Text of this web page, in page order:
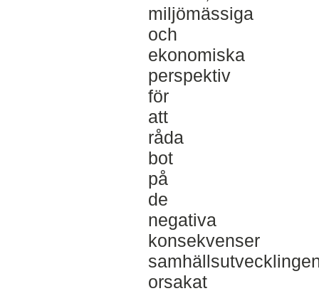
miljömässiga
och
ekonomiska
perspektiv
för
att
råda
bot
på
de
negativa
konsekvenser
orsakat